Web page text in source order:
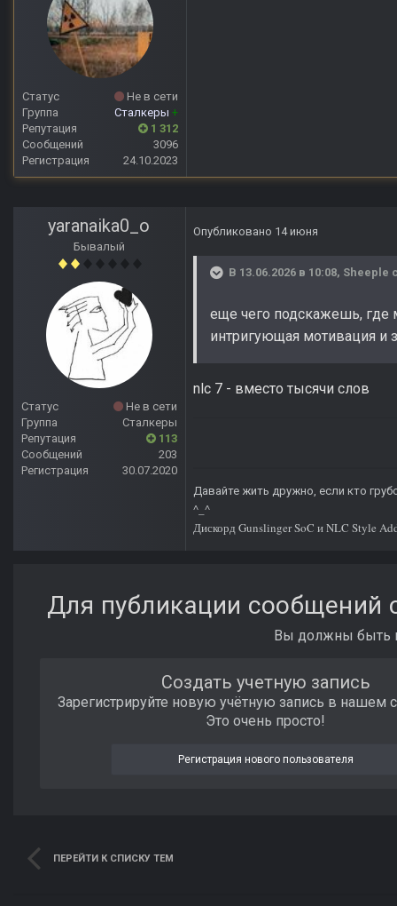
Статус
Не в сети
Группа
Сталкеры +
Репутация
1 312
Сообщений
3096
Регистрация
24.10.2023
yaranaika0_o
Бывалый
Статус
Не в сети
Группа
Сталкеры
Репутация
113
Сообщений
203
Регистрация
30.07.2020
Опубликовано 14 июня
В 13.06.2026 в 10:08, Sheeple
еще чего подскажешь, где
интригующая мотивация и
nlc 7 - вместо тысячи слов
Давайте жить дружно, если кто
^_^
Дискорд Gunslinger SoC и NLC Style
Для публикации сообщений
Вы должны быть
Создать учетную запись
Зарегистрируйте новую учётную запись в нашем
Это очень просто!
Регистрация нового пользователя
ПЕРЕЙТИ К СПИСКУ ТЕМ